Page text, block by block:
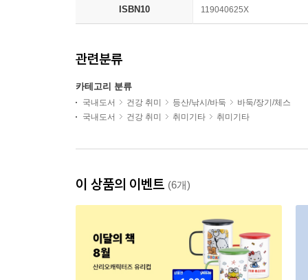
ISBN10 119040625X
관련분류
카테고리 분류
국내도서 건강 취미 등산/낚시/바둑
바둑/장기/체스
국내도서
건강 취미 취미기타 취미기타
이 상품의 이벤트 (6개)